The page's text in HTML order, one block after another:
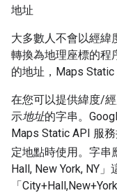
地址
大多數人不會以經緯
轉換為地理座標的程
的地址，Maps Static
在您可以提供緯度/
示地址的字串。
Maps Static API 服
定地點時使用。字串
Hall, New York, NY
「